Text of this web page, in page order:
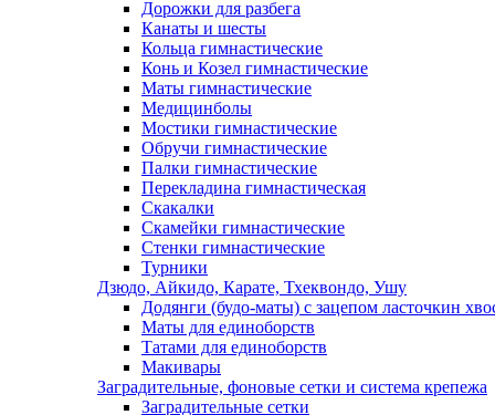
Дорожки для разбега
Канаты и шесты
Кольца гимнастические
Конь и Козел гимнастические
Маты гимнастические
Медицинболы
Мостики гимнастические
Обручи гимнастические
Палки гимнастические
Перекладина гимнастическая
Скакалки
Скамейки гимнастические
Стенки гимнастические
Турники
Дзюдо, Айкидо, Карате, Тхеквондо, Ушу
Додянги (будо-маты) с зацепом ласточкин
Маты для единоборств
Татами для единоборств
Макивары
Заградительные, фоновые сетки и система крепежа
Заградительные сетки